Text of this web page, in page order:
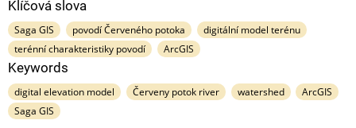
Klíčová slova
Saga GIS povodí Červeného potoka
digitální model terénu
terénní charakteristiky povodí
ArcGIS
Keywords
digital elevation model Červeny potok river watershed
ArcGIS
Saga GIS